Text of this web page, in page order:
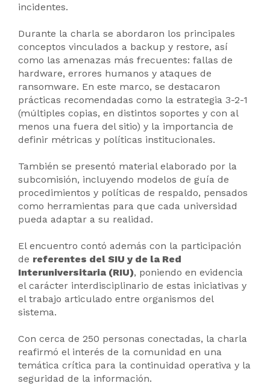
incidentes.
Durante la charla se abordaron los principales
conceptos vinculados a backup y restore, así
como las amenazas más frecuentes: fallas de
hardware, errores humanos y ataques de
ransomware. En este marco, se destacaron
prácticas recomendadas como la estrategia 3-2-1
(múltiples copias, en distintos soportes y con al
menos una fuera del sitio) y la importancia de
definir métricas y políticas institucionales.
También se presentó material elaborado por la
subcomisión, incluyendo modelos de guía de
procedimientos y políticas de respaldo, pensados
como herramientas para que cada universidad
pueda adaptar a su realidad.
El encuentro contó además con la participación
de referentes del SIU y de la Red
Interuniversitaria (RIU), poniendo en evidencia
el carácter interdisciplinario de estas iniciativas y
el trabajo articulado entre organismos del
sistema.
Con cerca de 250 personas conectadas, la charla
reafirmó el interés de la comunidad en una
temática crítica para la continuidad operativa y la
seguridad de la información.